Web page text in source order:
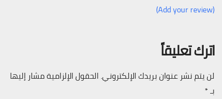
(Add your review)
اترك تعليقاً
لن يتم نشر عنوان بريدك الإلكتروني. الحقول الإلزامية مشار إليها
بـ*